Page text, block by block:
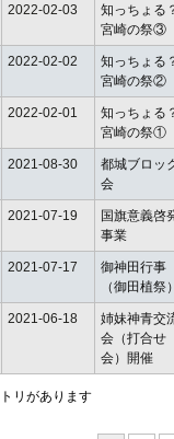
2022-02-03
知っちょる
宮崎の祭③
2022-02-02
知っちょる
宮崎の祭②
2022-02-01
知っちょる
宮崎の祭①
2021-08-30
都城ブロッ
会
2021-07-19
国旗意義啓
事業
2021-07-17
御神田行事
（御田植祭
2021-06-18
姉妹神青交
会（打合せ
会）開催
リがあります